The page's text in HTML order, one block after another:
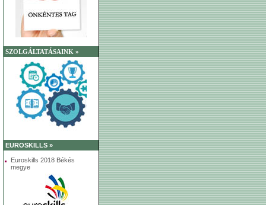
SZOLGÁLTATÁSAINK »
EUROSKILLS »
Euroskills 2018 Békés
megye